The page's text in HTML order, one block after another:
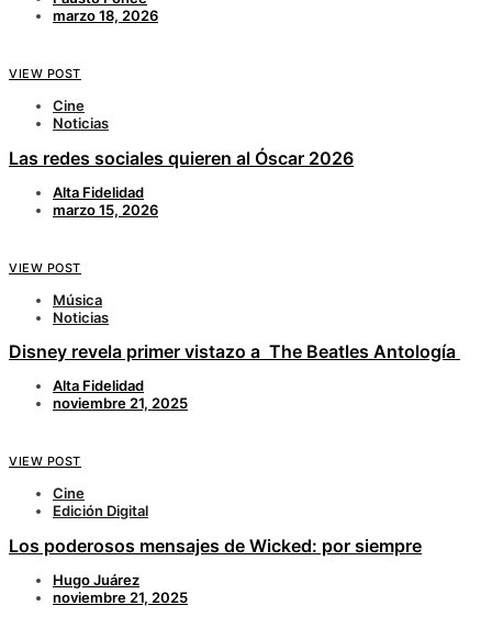
marzo 18, 2026
VIEW POST
Cine
Noticias
Las redes sociales quieren al Óscar 2026
Alta Fidelidad
marzo 15, 2026
VIEW POST
Música
Noticias
Disney revela primer vistazo a The Beatles Antología
Alta Fidelidad
noviembre 21, 2025
VIEW POST
Cine
Edición Digital
Los poderosos mensajes de Wicked: por siempre
Hugo Juárez
noviembre 21, 2025